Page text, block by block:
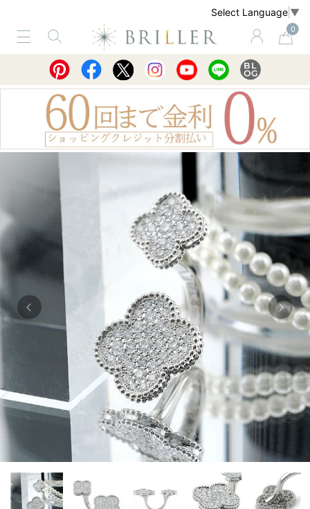
Select Language ▼
0
サービス ショッピングガイド 買取